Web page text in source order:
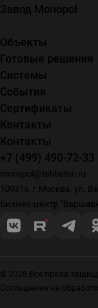
Завод Monopol
Объекты
Готовые решения
Системы
События
Сертификаты
Контакты
Контакты
+7 (499) 490-72-33
monopol@tehbeton.ru
109316, г.Москва, ул.
Бизнес-центр
© 2026 Все права
Соглашение на